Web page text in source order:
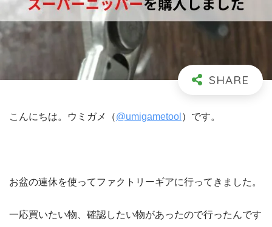
こんにちは。ウミガメ（@umigametool ）です。
お盆の連休を使ってファクトリーギアに行ってきました。
一応買いたい物、確認したい物があったので行ったんです